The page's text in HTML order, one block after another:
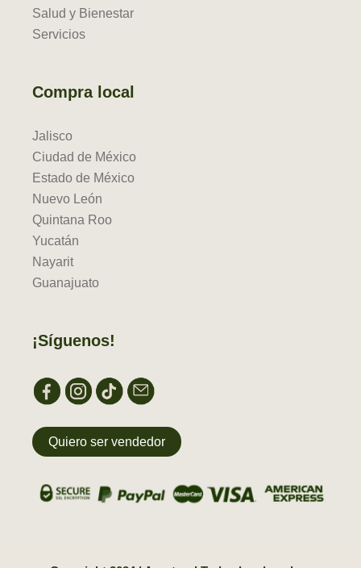
Salud y Bienestar
Servicios
Compra local
Jalisco
Ciudad de México
Estado de México
Nuevo León
Quintana Roo
Yucatán
Nayarit
Guanajuato
¡Síguenos!
Quiero ser vendedor